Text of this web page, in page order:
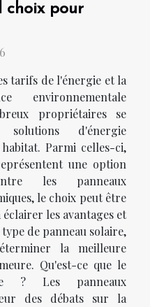
choix pour
tarifs de l'énergie et la
environnementale
propriétaires se
d'énergie
Parmi celles-ci,
une option
les panneaux
le choix peut être
éclairer les avantages et
de panneau solaire,
la meilleure
Qu'est-ce que le
? Les panneaux
des débats sur la